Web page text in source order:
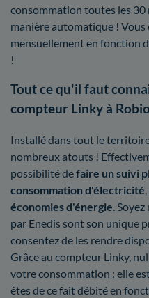
consommation toutes les
manière automatique ! Vous
mensuellement en fonction
!
Tout ce qu'il faut
compteur Linky à
Installé dans tout le
nombreux atouts !
possibilité defaire un suivi
consommation d'électricité
économies d'énergie .
par Enedis sont son unique
consentez de les rendre
Grâce au compteur Linky,
votre consommation : elle
êtes de ce fait débité en